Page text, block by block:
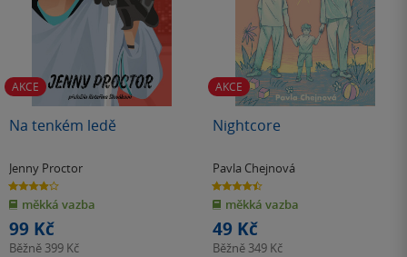
AKCE
Na tenkém ledě
Jenny Proctor
3.9
z
5
hvězdiček
měkká vazba
99 Kč
Běžně 399 Kč
AKCE
Nightcore
Pavla Chejnová
4.5
z
5
hvězdiček
měkká vazba
49 Kč
Běžně 349 Kč